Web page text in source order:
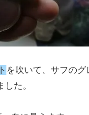
を吹いて、サフのグ
した。